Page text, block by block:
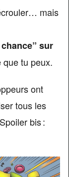
mais
sur
tu peux.
ont
tous les
bis :